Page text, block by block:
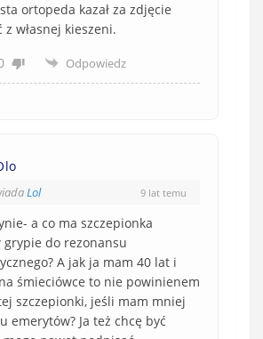
ortopeda kazał za zdjęcie
z własnej kieszeni.
Odpowiedz
Lol 9 lat temu
a co ma szczepionka
grypie do rezonansu
A jak ja mam 40 lat i
śmieciówce to nie powinienem
szczepionki, jeśli mam mniej
emerytów? Ja też chcę być